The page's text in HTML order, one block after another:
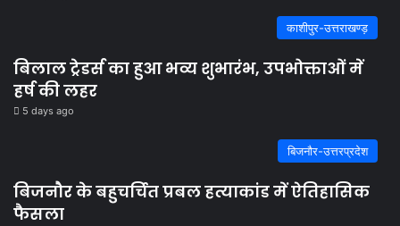
काशीपुर-उत्तराखण्ड़
बिलाल ट्रेडर्स का हुआ भव्य शुभारंभ, उपभोक्ताओं में
हर्ष की लहर
5 days ago
बिजनौर-उत्तरप्रदेश
बिजनौर के बहुचर्चित प्रबल हत्याकांड में ऐतिहासिक
फैसला